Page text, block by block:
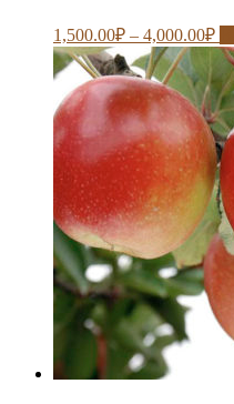
1,500.00₽ – 4,000.00₽